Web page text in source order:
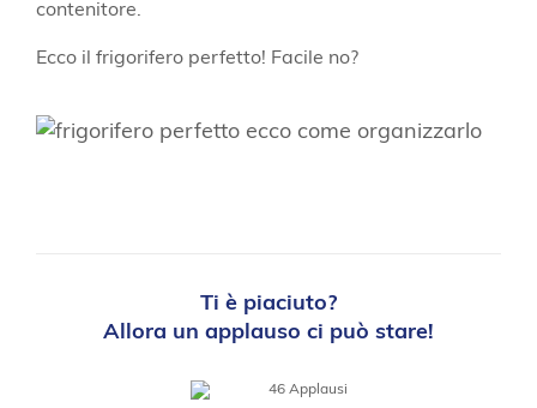
contenitore.
Ecco il frigorifero perfetto! Facile no?
Ti è piaciuto?
Allora un applauso ci può stare!
46Applausi